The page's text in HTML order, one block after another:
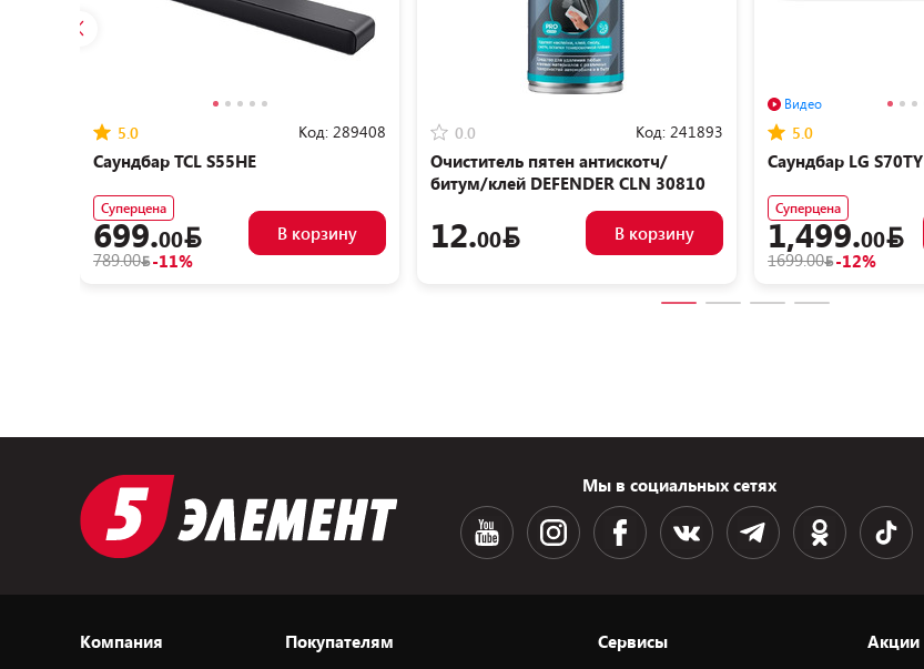
5.0 Код: 289408
Саундбар TCL S55HE
Суперцена
699.00
789.00 -11%
В корзину
0.0 Код: 241893
Очиститель пятен антискотч/
битум/клей DEFENDER CLN 30810
12.00 В корзину
Видео
5.0
Саундбар LG S70TY
Суперцена
1,499.00
1699.00 -12%
Мы в социальных сетях
Компания Покупателям Сервисы Акции